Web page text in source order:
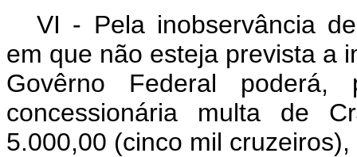
VI - Pela inobservância
em que não esteja prevista a
Govêrno Federal
concessionária multa de
5.000,00 (cinco mil